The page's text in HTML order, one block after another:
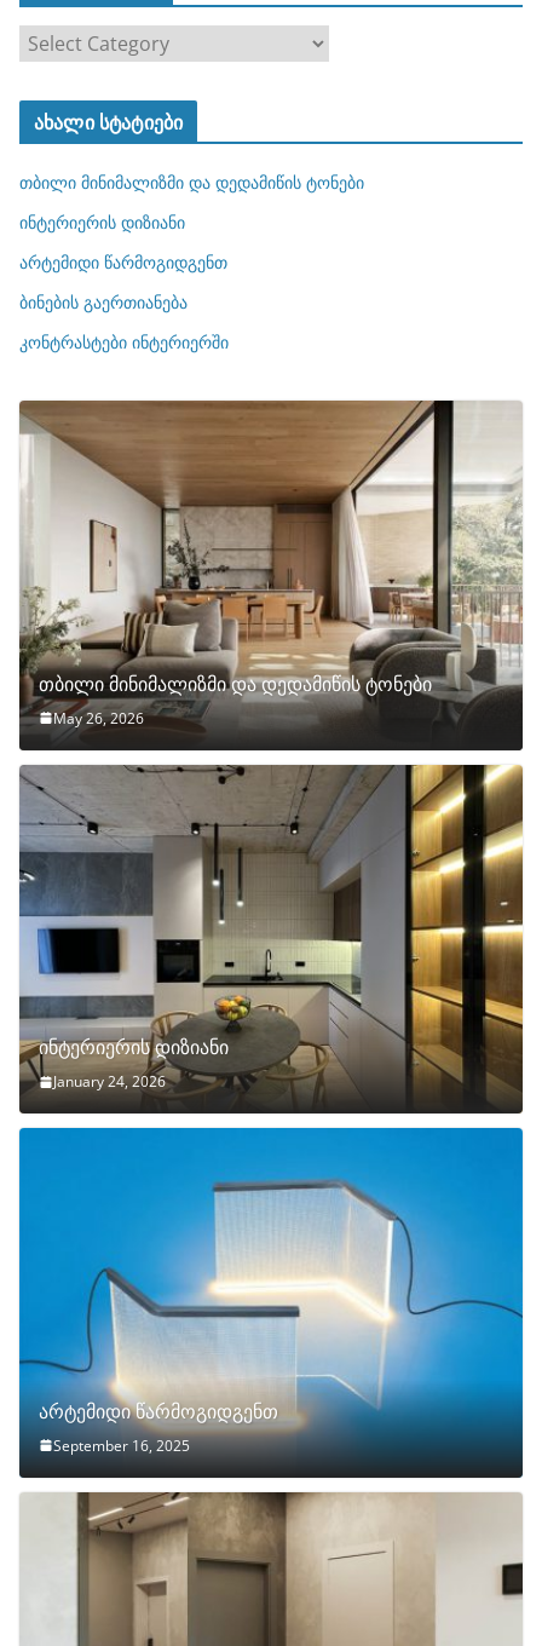
ა
ტ
ო
რ
ბ
ი
ახალი სტატიები
თბილი მინიმალიზმი და დედამიწის ტონები
ინტერიერის დიზიანი
არტემიდი წარმოგიდგენთ
ბინების გაერთიანება
კონტრასტები ინტერიერში
თბილი მინიმალიზმი და დედამიწის ტონები
May 26, 2026
ინტერიერის დიზიანი
January 24, 2026
არტემიდი წარმოგიდგენთ
September 16, 2025